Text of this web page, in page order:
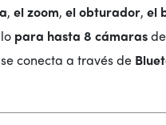
, el zoom, el obturador, el
para hasta 8 cámaras
conecta a través de